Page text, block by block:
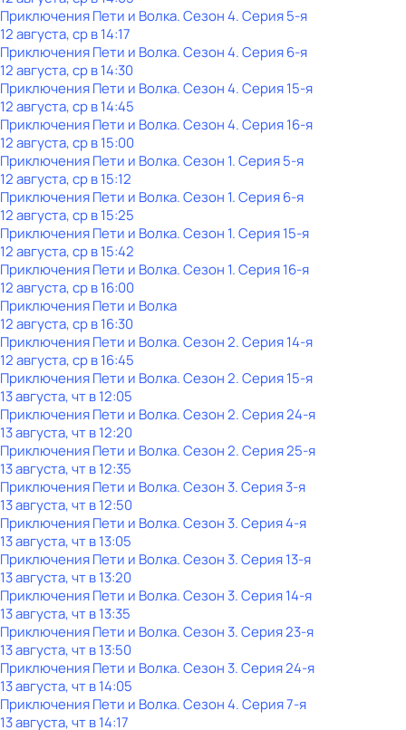
Приключения Пети и Волка. Сезон 4. Серия 5-я
12 августа, ср в 14:17
Приключения Пети и Волка. Сезон 4. Серия 6-я
12 августа, ср в 14:30
Приключения Пети и Волка. Сезон 4. Серия 15-я
12 августа, ср в 14:45
Приключения Пети и Волка. Сезон 4. Серия 16-я
12 августа, ср в 15:00
Приключения Пети и Волка. Сезон 1. Серия 5-я
12 августа, ср в 15:12
Приключения Пети и Волка. Сезон 1. Серия 6-я
12 августа, ср в 15:25
Приключения Пети и Волка. Сезон 1. Серия 15-я
12 августа, ср в 15:42
Приключения Пети и Волка. Сезон 1. Серия 16-я
12 августа, ср в 16:00
Приключения Пети и Волка
12 августа, ср в 16:30
Приключения Пети и Волка. Сезон 2. Серия 14-я
12 августа, ср в 16:45
Приключения Пети и Волка. Сезон 2. Серия 15-я
13 августа, чт в 12:05
Приключения Пети и Волка. Сезон 2. Серия 24-я
13 августа, чт в 12:20
Приключения Пети и Волка. Сезон 2. Серия 25-я
13 августа, чт в 12:35
Приключения Пети и Волка. Сезон 3. Серия 3-я
13 августа, чт в 12:50
Приключения Пети и Волка. Сезон 3. Серия 4-я
13 августа, чт в 13:05
Приключения Пети и Волка. Сезон 3. Серия 13-я
13 августа, чт в 13:20
Приключения Пети и Волка. Сезон 3. Серия 14-я
13 августа, чт в 13:35
Приключения Пети и Волка. Сезон 3. Серия 23-я
13 августа, чт в 13:50
Приключения Пети и Волка. Сезон 3. Серия 24-я
13 августа, чт в 14:05
Приключения Пети и Волка. Сезон 4. Серия 7-я
13 августа, чт в 14:17